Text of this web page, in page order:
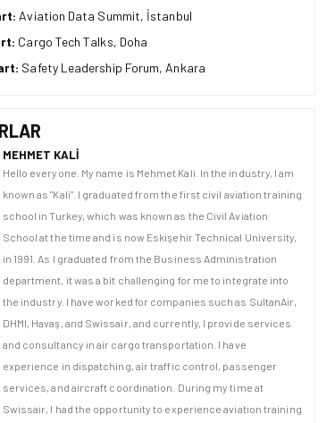
Aviation Data Summit, İstanbul
Cargo Tech Talks, Doha
Safety Leadership Forum, Ankara
MEHMET KALI
Hello everyone. My name is Mehmet Kali. In the industry, I am
known as "Kali". I graduated from the first civil aviation training
school in Turkey, which was known as the Civil Aviation
School at the time and is now Eskişehir Technical University,
in 1991. As I graduated from the Business Administration
department, it was a bit challenging for me to integrate into
the industry. I have worked for companies such as SultanAir,
DHMI, Havaş, and Swissair, and currently, I provide services
and consultancy in air cargo transportation. I have
experience in dispatching, air traffic control, passenger
services, and aircraft coordination. During my time at
Swissair, I had the opportunity to experience aviation training